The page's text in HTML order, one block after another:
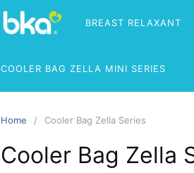
BREAST RELAXANT
COOLER BAG ZELLA MINI SERIES
Home Cooler Bag Zella Series
Cooler Bag Zella